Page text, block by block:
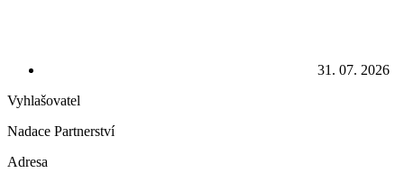
31. 07. 2026
Vyhlašovatel
Nadace Partnerství
Adresa